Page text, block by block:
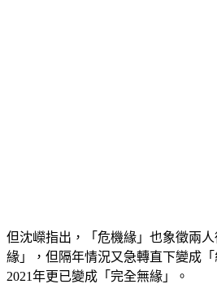
但沈嶸指出，「危機緣」也象徵兩
緣」，但隔年情況又急轉直下變成
2021年更已變成「完全無緣」。